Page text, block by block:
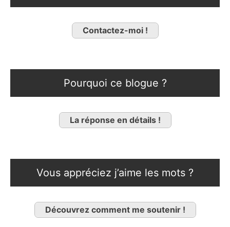
Contactez-moi !
Pourquoi ce blogue ?
La réponse en détails !
Vous appréciez j’aime les mots ?
Découvrez comment me soutenir !